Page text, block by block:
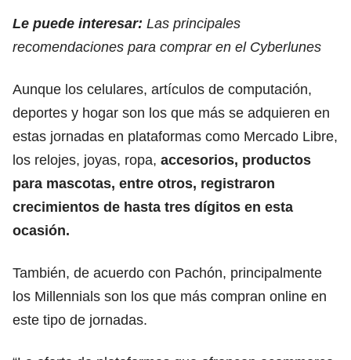
Le puede interesar: Las principales
recomendaciones para comprar en el Cyberlunes
Aunque los celulares, artículos de computación,
deportes y hogar son los que más se adquieren en
estas jornadas en plataformas como Mercado Libre,
los relojes, joyas, ropa, accesorios, productos
para mascotas, entre otros, registraron
crecimientos de hasta tres dígitos en esta
ocasión.
También, de acuerdo con Pachón, principalmente
los Millennials son los que más compran online en
este tipo de jornadas.